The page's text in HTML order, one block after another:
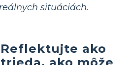
reálnych situáciách.
Reflektujte ako